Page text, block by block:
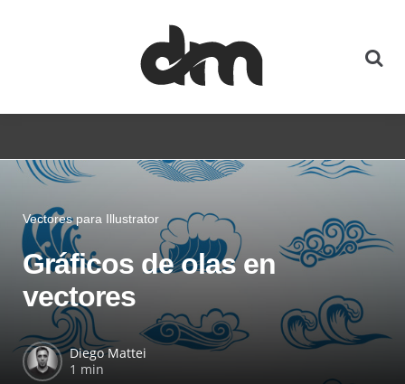
Vectores para Illustrator
Gráficos de olas en
vectores
Diego Mattei
1 min